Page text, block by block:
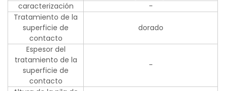
caracterización
-
Tratamiento de la
superficie de
contacto
dorado
Espesor del
tratamiento de la
superficie de
contacto
-